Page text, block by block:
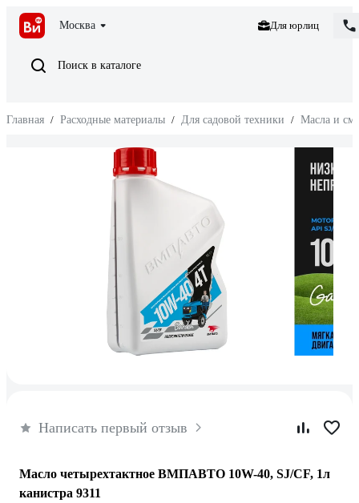
Москва Для юрлиц
Поиск в каталоге
Главная / Расходные материалы / Для садовой техники / Масла и
Написать первый отзыв
Масло четырехтактное ВМПАВТО 10W-40, SJ/CF, 1л
канистра 9311